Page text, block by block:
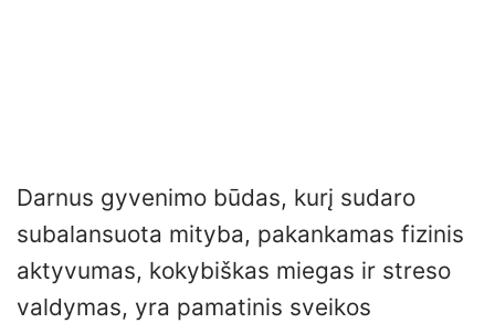
Darnus gyvenimo būdas, kurį sudaro
subalansuota mityba, pakankamas fizinis
aktyvumas, kokybiškas miegas ir streso
valdymas, yra pamatinis sveikos